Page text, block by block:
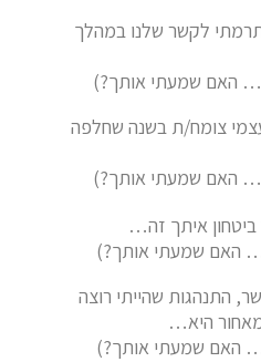
לקשר שלנו במהלך
האם שמעתי אותך?)
צומח/ת בשנה שחלפה
האם שמעתי אותך?)
איתך זה…
האם שמעתי אותך?)
התנהגות שהייתי רוצה
היא…
האם שמעתי אותך?)